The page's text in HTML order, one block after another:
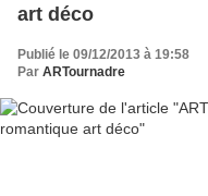
art déco
Publié le 09/12/2013 à 19:58
Par ARTournadre